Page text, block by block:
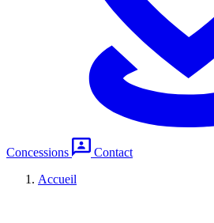
Concessions
Contact
Accueil